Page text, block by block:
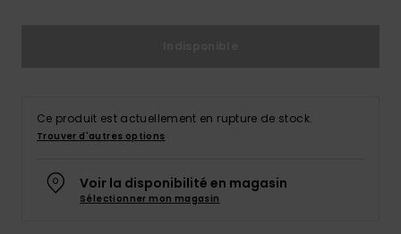
Ce produit est actuellement en rupture de stock.
Trouver d'autres options
Voir la disponibilité en magasin
Sélectionner mon magasin